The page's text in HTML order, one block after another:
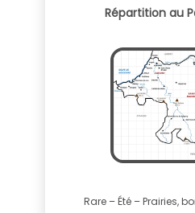
Répartition au
Rare – Été – Prairies,